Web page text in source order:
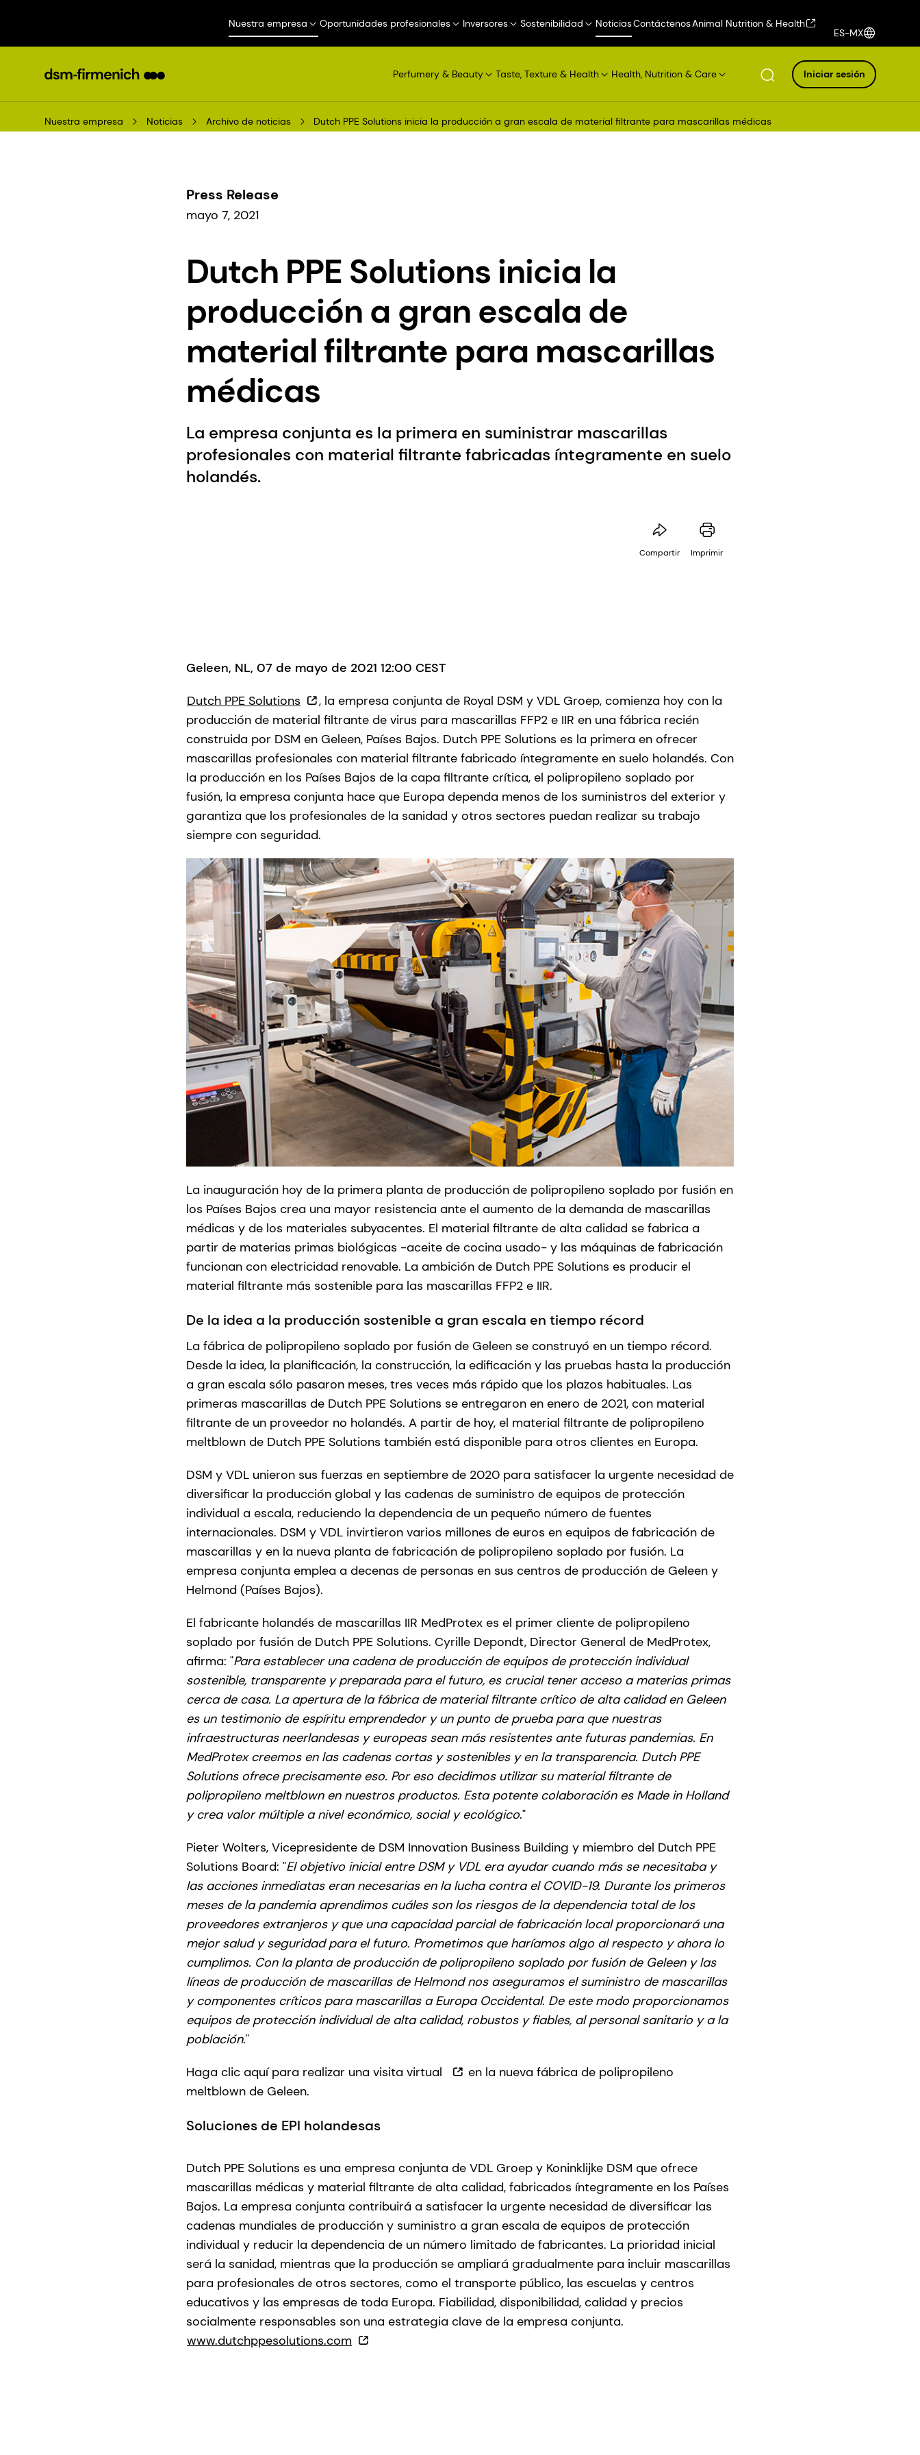
Nuestra empresa Oportunidades profesionales Inversores Sostenibilidad NoticiasContáctenosAnimal Nutrition & Health
ES-MX
Perfumery & Beauty Taste, Texture & Health Health, Nutrition & Care Iniciar sesión
Nuestra empresa Noticias Archivo de noticias Dutch PPE Solutions inicia la producción a gran escala de material filtrante para mascarillas médicas
Press Release
mayo 7, 2021
Dutch PPE Solutions inicia la
producción a gran escala de
material filtrante para mascarillas
médicas
La empresa conjunta es la primera en suministrar mascarillas
profesionales con material filtrante fabricadas íntegramente en suelo
holandés.
Compartir Imprimir
Geleen, NL, 07 de mayo de 2021 12:00 CEST
Dutch PPE Solutions
, la empresa conjunta de Royal DSM y VDL Groep, comienza hoy con la
producción de material filtrante de virus para mascarillas FFP2 e IIR en una fábrica recién
construida por DSM en Geleen, Países Bajos. Dutch PPE Solutions es la primera en ofrecer
mascarillas profesionales con material filtrante fabricado íntegramente en suelo holandés. Con
la producción en los Países Bajos de la capa filtrante crítica, el polipropileno soplado por
fusión, la empresa conjunta hace que Europa dependa menos de los suministros del exterior y
garantiza que los profesionales de la sanidad y otros sectores puedan realizar su trabajo
siempre con seguridad.
La inauguración hoy de la primera planta de producción de polipropileno soplado por fusión en
los Países Bajos crea una mayor resistencia ante el aumento de la demanda de mascarillas
médicas y de los materiales subyacentes. El material filtrante de alta calidad se fabrica a
partir de materias primas biológicas -aceite de cocina usado- y las máquinas de fabricación
funcionan con electricidad renovable. La ambición de Dutch PPE Solutions es producir el
material filtrante más sostenible para las mascarillas FFP2 e IIR.
De la idea a la producción sostenible a gran escala en tiempo récord
La fábrica de polipropileno soplado por fusión de Geleen se construyó en un tiempo récord.
Desde la idea, la planificación, la construcción, la edificación y las pruebas hasta la producción
a gran escala sólo pasaron meses, tres veces más rápido que los plazos habituales. Las
primeras mascarillas de Dutch PPE Solutions se entregaron en enero de 2021, con material
filtrante de un proveedor no holandés. A partir de hoy, el material filtrante de polipropileno
meltblown de Dutch PPE Solutions también está disponible para otros clientes en Europa.
DSM y VDL unieron sus fuerzas en septiembre de 2020 para satisfacer la urgente necesidad de
diversificar la producción global y las cadenas de suministro de equipos de protección
individual a escala, reduciendo la dependencia de un pequeño número de fuentes
internacionales. DSM y VDL invirtieron varios millones de euros en equipos de fabricación de
mascarillas y en la nueva planta de fabricación de polipropileno soplado por fusión. La
empresa conjunta emplea a decenas de personas en sus centros de producción de Geleen y
Helmond (Países Bajos).
El fabricante holandés de mascarillas IIR MedProtex es el primer cliente de polipropileno
soplado por fusión de Dutch PPE Solutions. Cyrille Depondt, Director General de MedProtex,
afirma: "Para establecer una cadena de producción de equipos de protección individual
sostenible, transparente y preparada para el futuro, es crucial tener acceso a materias primas
cerca de casa. La apertura de la fábrica de material filtrante crítico de alta calidad en Geleen
es un testimonio de espíritu emprendedor y un punto de prueba para que nuestras
infraestructuras neerlandesas y europeas sean más resistentes ante futuras pandemias. En
MedProtex creemos en las cadenas cortas y sostenibles y en la transparencia. Dutch PPE
Solutions ofrece precisamente eso. Por eso decidimos utilizar su material filtrante de
polipropileno meltblown en nuestros productos. Esta potente colaboración es Made in Holland
y crea valor múltiple a nivel económico, social y ecológico."
Pieter Wolters, Vicepresidente de DSM Innovation Business Building y miembro del Dutch PPE
Solutions Board: "El objetivo inicial entre DSM y VDL era ayudar cuando más se necesitaba y
las acciones inmediatas eran necesarias en la lucha contra el COVID-19. Durante los primeros
meses de la pandemia aprendimos cuáles son los riesgos de la dependencia total de los
proveedores extranjeros y que una capacidad parcial de fabricación local proporcionará una
mejor salud y seguridad para el futuro. Prometimos que haríamos algo al respecto y ahora lo
cumplimos. Con la planta de producción de polipropileno soplado por fusión de Geleen y las
líneas de producción de mascarillas de Helmond nos aseguramos el suministro de mascarillas
y componentes críticos para mascarillas a Europa Occidental. De este modo proporcionamos
equipos de protección individual de alta calidad, robustos y fiables, al personal sanitario y a la
población."
Haga clic aquí para realizar una visita virtual
en la nueva fábrica de polipropileno
meltblown de Geleen.
Soluciones de EPI holandesas
Dutch PPE Solutions es una empresa conjunta de VDL Groep y Koninklijke DSM que ofrece
mascarillas médicas y material filtrante de alta calidad, fabricados íntegramente en los Países
Bajos. La empresa conjunta contribuirá a satisfacer la urgente necesidad de diversificar las
cadenas mundiales de producción y suministro a gran escala de equipos de protección
individual y reducir la dependencia de un número limitado de fabricantes. La prioridad inicial
será la sanidad, mientras que la producción se ampliará gradualmente para incluir mascarillas
para profesionales de otros sectores, como el transporte público, las escuelas y centros
educativos y las empresas de toda Europa. Fiabilidad, disponibilidad, calidad y precios
socialmente responsables son una estrategia clave de la empresa conjunta.
www.dutchppesolutions.com